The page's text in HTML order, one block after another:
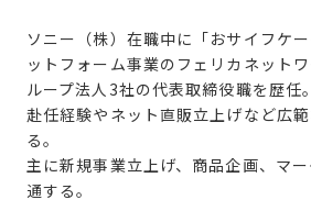
ソニー（株）在職中に「おサイフケ
ットフォーム事業のフェリカネット
ループ法人3社の代表取締役職を歴任
赴任経験やネット直販立上げなど広
る。
主に新規事業立上げ、商品企画、マ
通する。